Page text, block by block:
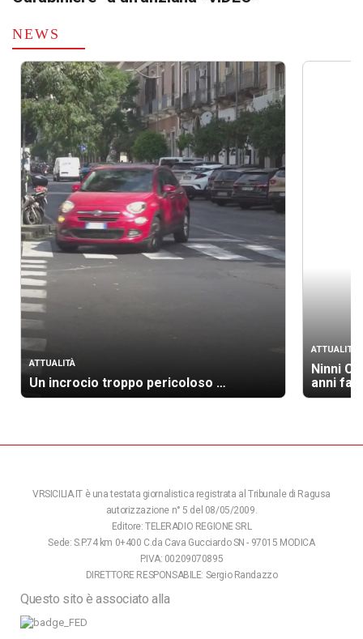
NEWS
ATTUALITÀ
Un incrocio troppo pericoloso …
ATTUALITÀ
Ninni
anni fa
VRSICILIA.IT è una testata giornalistica registrata al Tribunale di Ragusa
autorizzazione n° 5 del 08/05/2009.
Editore: TELERADIO REGIONE SRL
Sede: S.P.74 km 0+400 C.da Cava Gucciardo SN - 97015 MODICA
P.IVA: 00209070895
DIRETTORE RESPONSABILE: Sergio Randazzo
Questo sito è associato alla